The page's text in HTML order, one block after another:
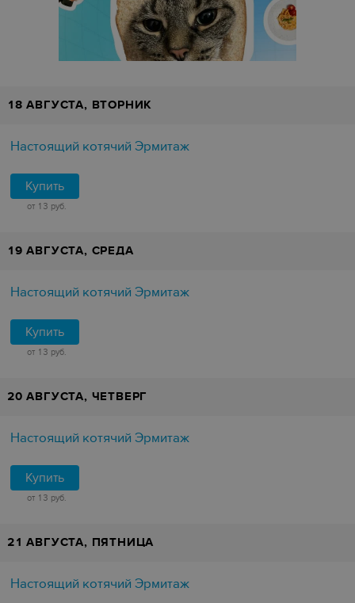
18 АВГУСТА, ВТОРНИК
Настоящий котячий Эрмитаж
Купить
от 13 руб.
19 АВГУСТА, СРЕДА
Настоящий котячий Эрмитаж
Купить
от 13 руб.
20 АВГУСТА, ЧЕТВЕРГ
Настоящий котячий Эрмитаж
Купить
от 13 руб.
21 АВГУСТА, ПЯТНИЦА
Настоящий котячий Эрмитаж